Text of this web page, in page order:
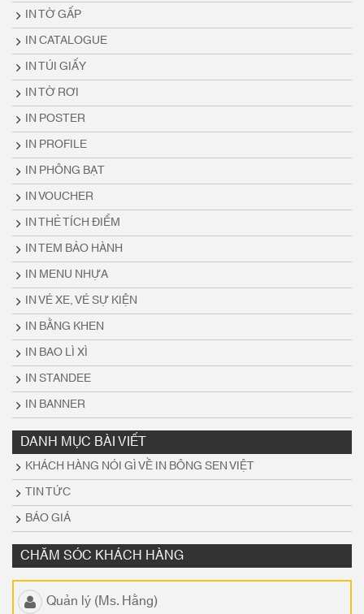
IN TỜ GẤP
IN CATALOGUE
IN TÚI GIẤY
IN TỜ RƠI
IN POSTER
IN PROFILE
IN PHÔNG BẠT
IN VOUCHER
IN THẺ TÍCH ĐIỂM
IN TEM BẢO HÀNH
IN MENU NHỰA
IN VÉ XE, VÉ SỰ KIỆN
IN BẰNG KHEN
IN BAO LÌ XÌ
IN STANDEE
IN BANNER
DANH MỤC BÀI VIẾT
KHÁCH HÀNG NÓI GÌ VỀ IN BÔNG SEN VIỆT
TIN TỨC
BÁO GIÁ
CHĂM SÓC KHÁCH HÀNG
Quản lý (Ms. Hằng)